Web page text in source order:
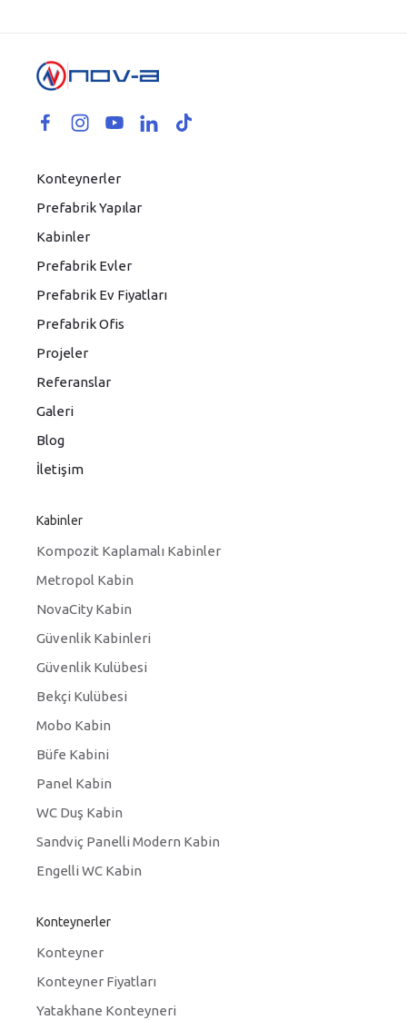
Konteynerler
Prefabrik Yapılar
Kabinler
Prefabrik Evler
Prefabrik Ev Fiyatları
Prefabrik Ofis
Projeler
Referanslar
Galeri
Blog
İletişim
Kabinler
Kompozit Kaplamalı Kabinler
Metropol Kabin
NovaCity Kabin
Güvenlik Kabinleri
Güvenlik Kulübesi
Bekçi Kulübesi
Mobo Kabin
Büfe Kabini
Panel Kabin
WC Duş Kabin
Sandviç Panelli Modern Kabin
Engelli WC Kabin
Konteynerler
Konteyner
Konteyner Fiyatları
Yatakhane Konteyneri